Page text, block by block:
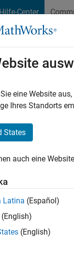
Center
eine Website
Ihres Standorts
States
auch eine
Latina (Español)
(English)
(English)